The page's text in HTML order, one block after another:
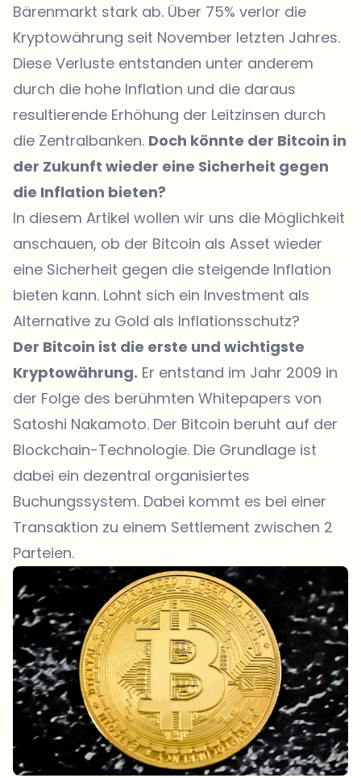
Bärenmarkt stark ab. Über 75% verlor die
Kryptowährung seit November letzten Jahres.
Diese Verluste entstanden unter anderem
durch die hohe Inflation und die daraus
resultierende Erhöhung der Leitzinsen durch
die Zentralbanken. Doch könnte der Bitcoin in
der Zukunft wieder eine Sicherheit gegen
die Inflation bieten?
In diesem Artikel wollen wir uns die Möglichkeit
anschauen, ob der Bitcoin als Asset wieder
eine Sicherheit gegen die steigende Inflation
bieten kann. Lohnt sich ein Investment als
Alternative zu Gold als Inflationsschutz?
Der Bitcoin ist die erste und wichtigste
Kryptowährung. Er entstand im Jahr 2009 in
der Folge des berühmten Whitepapers von
Satoshi Nakamoto. Der Bitcoin beruht auf der
Blockchain-Technologie. Die Grundlage ist
dabei ein dezentral organisiertes
Buchungssystem. Dabei kommt es bei einer
Transaktion zu einem Settlement zwischen 2
Parteien.